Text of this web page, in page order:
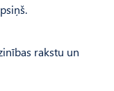
rakstu un